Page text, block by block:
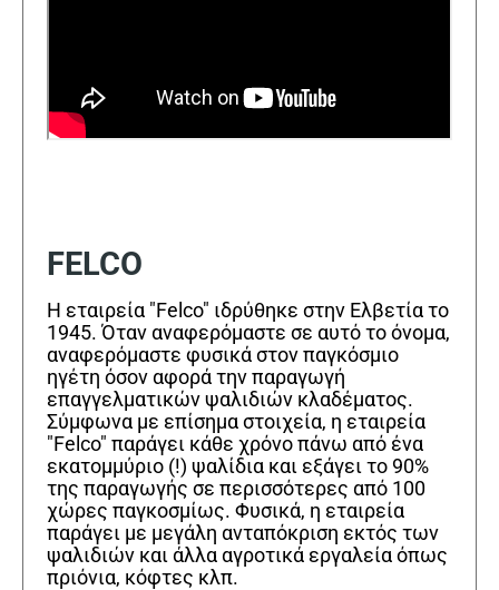
FELCO
Η εταιρεία "Felco" ιδρύθηκε στην Ελβετία το
1945. Όταν αναφερόμαστε σε αυτό το όνομα,
αναφερόμαστε φυσικά στον παγκόσμιο
ηγέτη όσον αφορά την παραγωγή
επαγγελματικών ψαλιδιών κλαδέματος.
Σύμφωνα με επίσημα στοιχεία, η εταιρεία
"Felco" παράγει κάθε χρόνο πάνω από ένα
εκατομμύριο (!) ψαλίδια και εξάγει το 90%
της παραγωγής σε περισσότερες από 100
χώρες παγκοσμίως. Φυσικά, η εταιρεία
παράγει με μεγάλη ανταπόκριση εκτός των
ψαλιδιών και άλλα αγροτικά εργαλεία όπως
πριόνια, κόφτες κλπ.